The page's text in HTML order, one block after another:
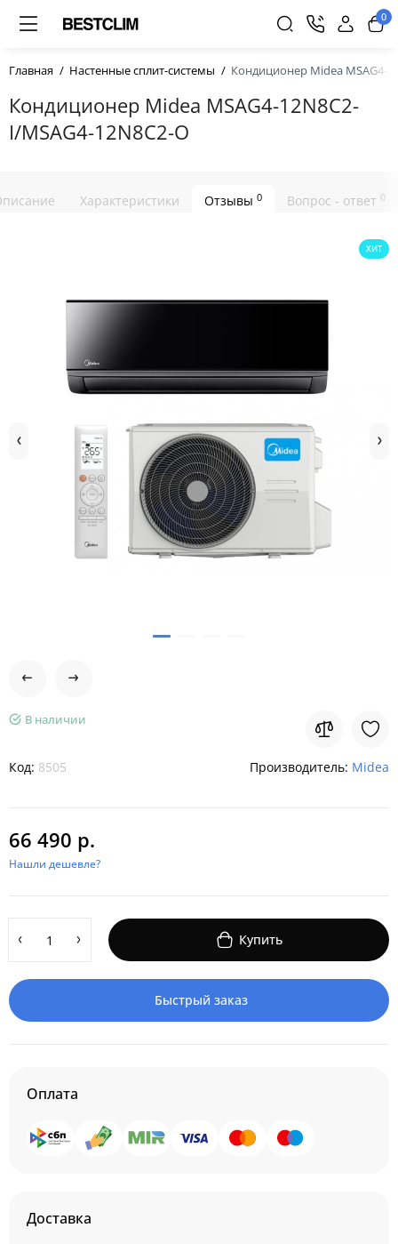
0
Главная Настенные сплит-системы Кондиционер Midea MSAG4-
Кондиционер Midea MSAG4-12N8C2-
I/MSAG4-12N8C2-O
Характеристики Отзывы 0 Вопрос - ответ 0
ХИТ
В наличии
Код: 8505 Производитель: Midea
66 490 р.
Нашли дешевле?
Купить
Быстрый заказ
Оплата
Доставка